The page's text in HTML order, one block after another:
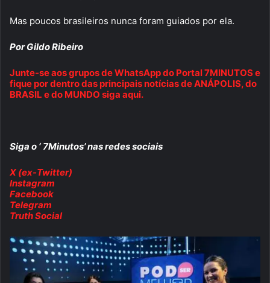
Mas poucos brasileiros nunca foram guiados por ela.
Por Gildo Ribeiro
Junte-se aos grupos de WhatsApp do Portal 7MINUTOS e
fique por dentro das principais notícias de ANÁPOLIS, do
BRASIL e do MUNDO siga aqui.
Siga o ‘ 7Minutos’ nas redes sociais
X (ex-Twitter)
Instagram
Facebook
Telegram
Truth Social